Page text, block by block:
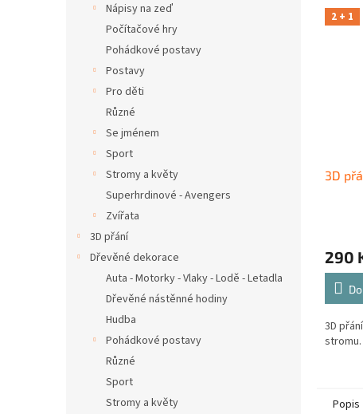
Nápisy na zeď
Počítačové hry
Pohádkové postavy
Postavy
Pro děti
Různé
Se jménem
Sport
Stromy a květy
Superhrdinové - Avengers
Zvířata
3D přání
Dřevěné dekorace
Auta - Motorky - Vlaky - Lodě - Letadla
Dřevěné nástěnné hodiny
Hudba
Pohádkové postavy
Různé
Sport
Stromy a květy
2 + 1
3D
290
3D
stromu.
Popis